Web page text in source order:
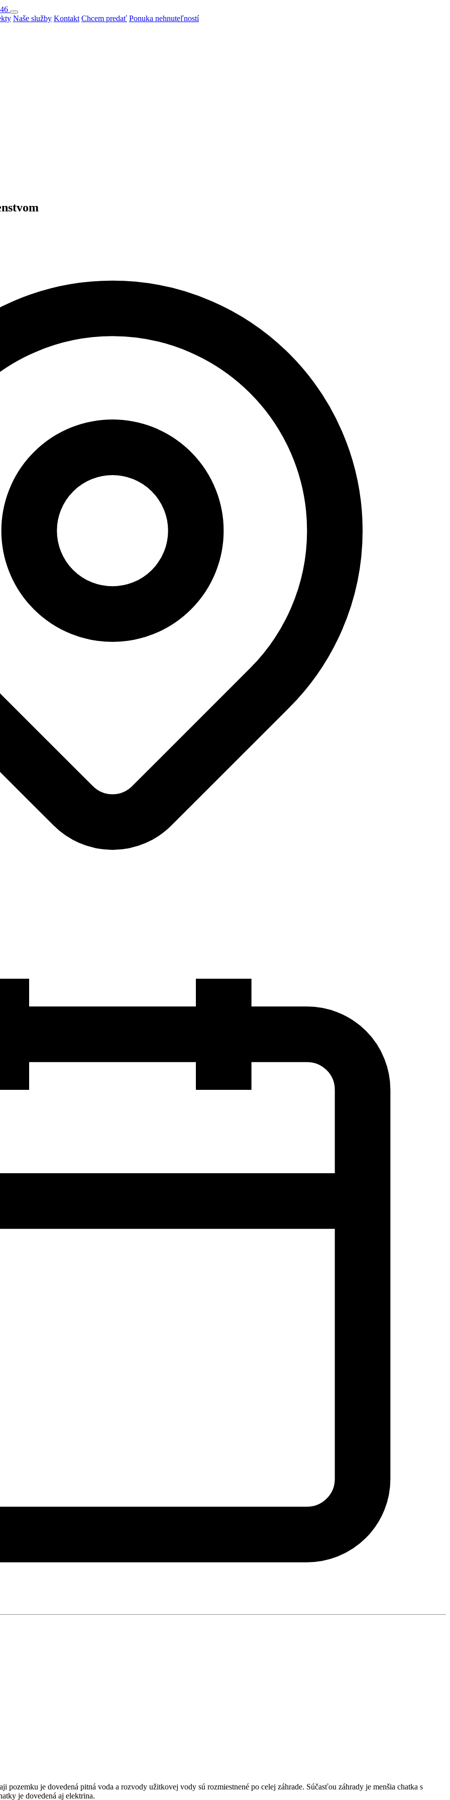
Naše služby Kontakt Chcem predať Ponuka nehnuteľností
pozemku je dovedená pitná voda a rozvody užitkovej vody sú rozmiestnené po celej záhrade. Súčasťou záhrady je menšia chatka s
je dovedená aj elektrina.